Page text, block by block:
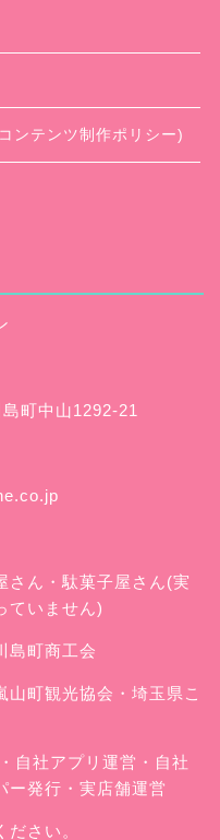
ンテンツ制作ポリシー)
町中山1292-21
さん ・駄菓子屋さん(実
ていません)
島町商工会
町観光協会・埼玉県こ
自社アプリ運営・自社
ー発行・実店舗運営
さい。